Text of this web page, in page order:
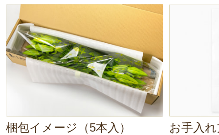
ことでしょう～。
※商品は、ご注文いただいた順に
りに合わせて開花させたい方は、
さい。
梱包イメージ（5本入） お手入